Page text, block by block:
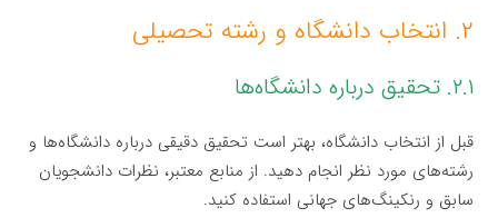
۲. انتخاب دانشگاه و رشته تحصیلی
۲.۱. تحقیق درباره دانشگاه‌ها
قبل از انتخاب دانشگاه، بهتر است تحقیق دقیقی درباره دانشگاه‌ها و
رشته‌های مورد نظر انجام دهید. از منابع معتبر، نظرات دانشجویان
سابق و رنکینگ‌های جهانی استفاده کنید.